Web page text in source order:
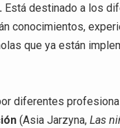
Está destinado a los
conocimientos,
que ya están
diferentes
(Asia Jarzyna,Las